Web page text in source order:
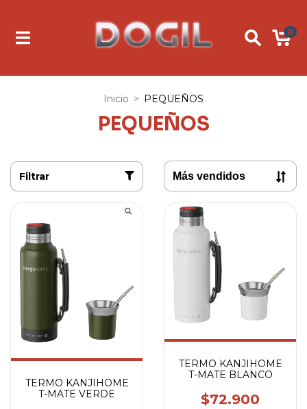
0
Inicio > PEQUEÑOS
PEQUEÑOS
Filtrar
TERMO KANJIHOME
T-MATE VERDE
TERMO KANJIHOME
T-MATE BLANCO
$72.900